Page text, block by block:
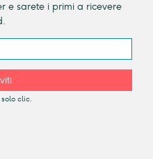
e sarete i primi a ricevere
clic.